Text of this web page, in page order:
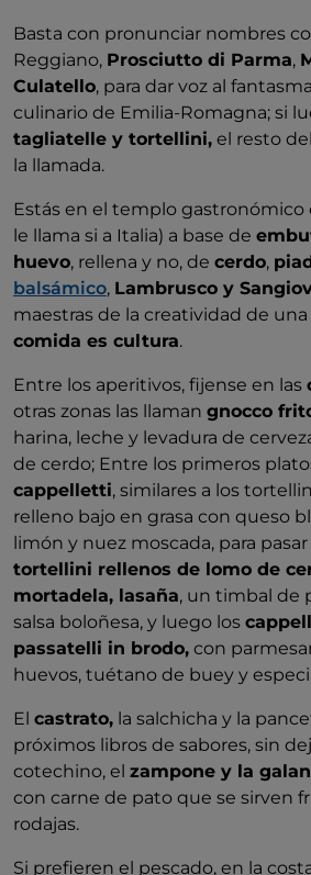
Basta con pronunciar nombres
Reggiano, Prosciutto di Parma,
Culatello, para dar voz al
culinario de Emilia-Romagna; si
tagliatelle y tortellini, el resto
la llamada.
Estás en el templo gastronómico
le llama si a Italia) a base de
huevo, rellena y no, de cerdo,
balsámico, Lambrusco y
maestras de la creatividad de
comida es cultura.
Entre los aperitivos, fijense en las
otras zonas las llaman gnocco
harina, leche y levadura de
de cerdo; Entre los primeros
cappelletti, similares a los
relleno bajo en grasa con queso
limón y nuez moscada, para
tortellini rellenos de lomo de
mortadela, lasaña, un timbal de
salsa boloñesa, y luego los
passatelli in brodo, con
huevos, tuétano de buey y
El castrato, la salchicha y la
próximos libros de sabores, sin
cotechino, el zampone y la
con carne de pato que se sirven
rodajas.
Si prefieren el pescado, en la